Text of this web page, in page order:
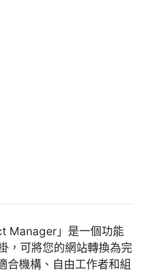
Manager」是一個功能
，可將您的網站轉換為完
合機構、自由工作者和組